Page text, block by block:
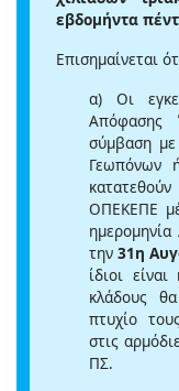
εβδομήντα
Επισημαίνεται
α) Οι
Απόφασης
σύμβαση
Γεωπόνων
ΟΠΕΚΕΠΕ
την31η
ίδιοι
κλάδους
πτυχίο
στις
ΠΣ.